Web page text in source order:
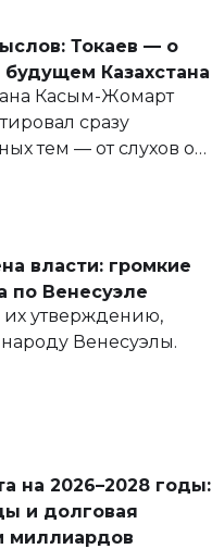
Токаев — о
будущем Казахстана
Касым-Жомарт
сразу
тем — от слухов о
личного здоровья.
власти: громкие
по Венесуэле
утверждению,
Венесуэлы.
на 2026–2028 годы:
и долговая
миллиардов